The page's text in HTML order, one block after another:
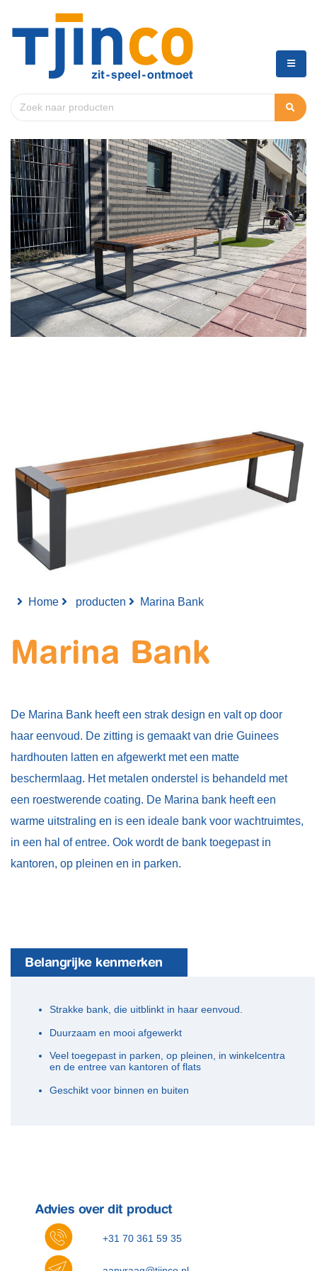
Home producten Marina Bank
Marina Bank
De Marina Bank heeft een strak design en valt op door
haar eenvoud. De zitting is gemaakt van drie Guinees
hardhouten latten en afgewerkt met een matte
beschermlaag. Het metalen onderstel is behandeld met
een roestwerende coating. De Marina bank heeft een
warme uitstraling en is een ideale bank voor wachtruimtes,
in een hal of entree. Ook wordt de bank toegepast in
kantoren, op pleinen en in parken.
Belangrijke kenmerken
​Strakke bank, die uitblinkt in haar eenvoud.
Duurzaam en mooi afgewerkt
Veel toegepast in parken, op pleinen, in winkelcentra
en de entree van kantoren of flats
Geschikt voor binnen en buiten
Advies over dit product
+31 70 361 59 35